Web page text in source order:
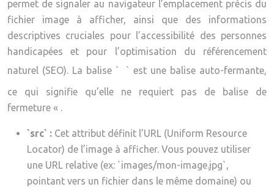
permet de signaler au navigateur l’emplacement précis du
fichier image à afficher, ainsi que des informations
descriptives cruciales pour l’accessibilité des personnes
handicapées et pour l’optimisation du référencement
naturel (SEO). La balise `
` est une balise auto-fermante,
ce qui signifie qu’elle ne requiert pas de balise de
fermeture « .
`src` : Cet attribut définit l’URL (Uniform Resource
Locator) de l’image à afficher. Vous pouvez utiliser
une URL relative (ex: `images/mon-image.jpg`,
pointant vers un fichier dans le même domaine) ou